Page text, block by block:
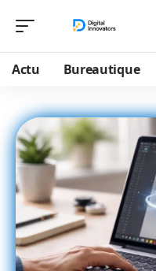
Actu Bureautique